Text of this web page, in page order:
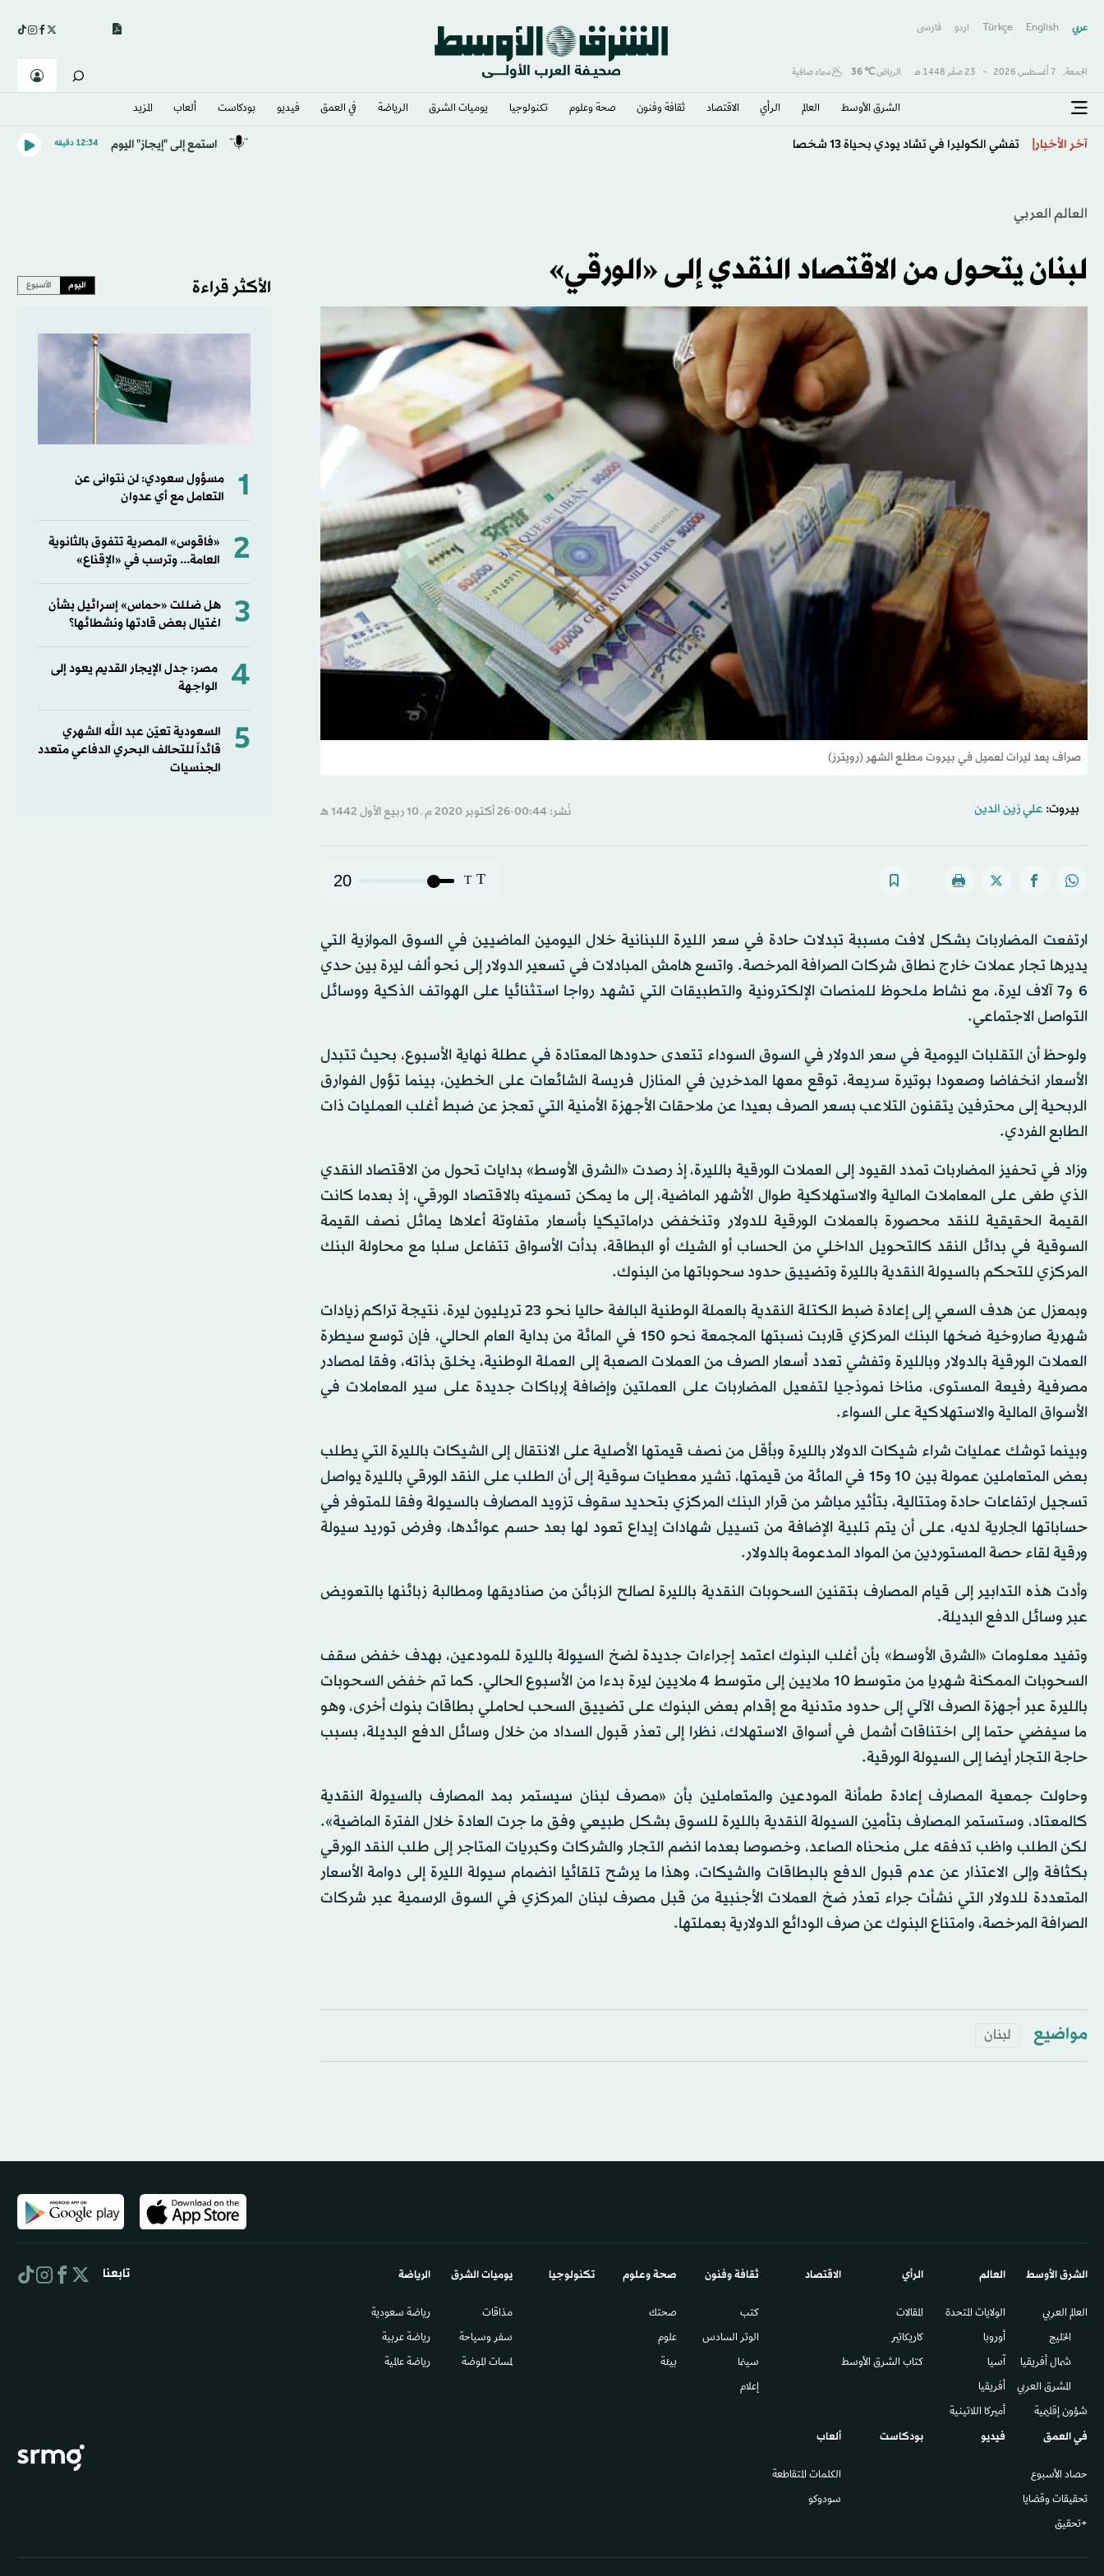
عربي English
Türkçe اردو فارسى
الجمعة, 7 أغسطس 2026 - 23 صفَر 1448 هـ الرياض℃
36 سماء صافية
الشرق الأوسط​ العالم الرأي الاقتصاد ثقافة وفنون صحة وعلوم تكنولوجيا يوميات الشرق​ الرياضة في العمق فيديو بودكاست ألعاب المزيد
آخر الأخبار إنفانتينو يرفض الاستقالة… من يملك القدرة على إسقاطه؟ استمع إلى "إيجاز" اليوم 12:34 دقيقه
العالم العربي
لبنان يتحول من الاقتصاد النقدي إلى «الورقي»
صراف يعد ليرات لعميل في بيروت مطلع الشهر (رويترز)
بيروت: علي زين الدين نُشر: 00:44-26 أكتوبر 2020 م ـ 10 ربيع الأول 1442 هـ
T
T
20
ارتفعت المضاربات بشكل لافت مسببة تبدلات حادة في سعر الليرة اللبنانية خلال اليومين الماضيين في السوق الموازية التي
يديرها تجار عملات خارج نطاق شركات الصرافة المرخصة. واتسع هامش المبادلات في تسعير الدولار إلى نحو ألف ليرة بين حدي
6 و7 آلاف ليرة، مع نشاط ملحوظ للمنصات الإلكترونية والتطبيقات التي تشهد رواجا استثنائيا على الهواتف الذكية ووسائل
التواصل الاجتماعي.
ولوحظ أن التقلبات اليومية في سعر الدولار في السوق السوداء تتعدى حدودها المعتادة في عطلة نهاية الأسبوع، بحيث تتبدل
الأسعار انخفاضا وصعودا بوتيرة سريعة، توقع معها المدخرين في المنازل فريسة الشائعات على الخطين، بينما تؤول الفوارق
الربحية إلى محترفين يتقنون التلاعب بسعر الصرف بعيدا عن ملاحقات الأجهزة الأمنية التي تعجز عن ضبط أغلب العمليات ذات
الطابع الفردي.
وزاد في تحفيز المضاربات تمدد القيود إلى العملات الورقية بالليرة، إذ رصدت «الشرق الأوسط» بدايات تحول من الاقتصاد النقدي
الذي طغى على المعاملات المالية والاستهلاكية طوال الأشهر الماضية، إلى ما يمكن تسميته بالاقتصاد الورقي، إذ بعدما كانت
القيمة الحقيقية للنقد محصورة بالعملات الورقية للدولار وتنخفض دراماتيكيا بأسعار متفاوتة أعلاها يماثل نصف القيمة
السوقية في بدائل النقد كالتحويل الداخلي من الحساب أو الشيك أو البطاقة، بدأت الأسواق تتفاعل سلبا مع محاولة البنك
المركزي للتحكم بالسيولة النقدية بالليرة وتضييق حدود سحوباتها من البنوك.
وبمعزل عن هدف السعي إلى إعادة ضبط الكتلة النقدية بالعملة الوطنية البالغة حاليا نحو 23 تريليون ليرة، نتيجة تراكم زيادات
شهرية صاروخية ضخها البنك المركزي قاربت نسبتها المجمعة نحو 150 في المائة من بداية العام الحالي، فإن توسع سيطرة
العملات الورقية بالدولار وبالليرة وتفشي تعدد أسعار الصرف من العملات الصعبة إلى العملة الوطنية، يخلق بذاته، وفقا لمصادر
مصرفية رفيعة المستوى، مناخا نموذجيا لتفعيل المضاربات على العملتين وإضافة إرباكات جديدة على سير المعاملات في
الأسواق المالية والاستهلاكية على السواء.
وبينما توشك عمليات شراء شيكات الدولار بالليرة وبأقل من نصف قيمتها الأصلية على الانتقال إلى الشيكات بالليرة التي يطلب
بعض المتعاملين عمولة بين 10 و15 في المائة من قيمتها، تشير معطيات سوقية إلى أن الطلب على النقد الورقي بالليرة يواصل
تسجيل ارتفاعات حادة ومتتالية، بتأثير مباشر من قرار البنك المركزي بتحديد سقوف تزويد المصارف بالسيولة وفقا للمتوفر في
حساباتها الجارية لديه، على أن يتم تلبية الإضافة من تسييل شهادات إيداع تعود لها بعد حسم عوائدها، وفرض توريد سيولة
ورقية لقاء حصة المستوردين من المواد المدعومة بالدولار.
وأدت هذه التدابير إلى قيام المصارف بتقنين السحوبات النقدية بالليرة لصالح الزبائن من صناديقها ومطالبة زبائنها بالتعويض
عبر وسائل الدفع البديلة.
وتفيد معلومات «الشرق الأوسط» بأن أغلب البنوك اعتمد إجراءات جديدة لضخ السيولة بالليرة للمودعين، بهدف خفض سقف
السحوبات الممكنة شهريا من متوسط 10 ملايين إلى متوسط 4 ملايين ليرة بدءا من الأسبوع الحالي. كما تم خفض السحوبات
بالليرة عبر أجهزة الصرف الآلي إلى حدود متدنية مع إقدام بعض البنوك على تضييق السحب لحاملي بطاقات بنوك أخرى، وهو
ما سيفضي حتما إلى اختناقات أشمل في أسواق الاستهلاك، نظرا إلى تعذر قبول السداد من خلال وسائل الدفع البديلة، بسبب
حاجة التجار أيضا إلى السيولة الورقية.
وحاولت جمعية المصارف إعادة طمأنة المودعين والمتعاملين بأن «مصرف لبنان سيستمر بمد المصارف بالسيولة النقدية
كالمعتاد، وستستمر المصارف بتأمين السيولة النقدية بالليرة للسوق بشكل طبيعي وفق ما جرت العادة خلال الفترة الماضية».
لكن الطلب واظب تدفقه على منحناه الصاعد، وخصوصا بعدما انضم التجار والشركات وكبريات المتاجر إلى طلب النقد الورقي
بكثافة وإلى الاعتذار عن عدم قبول الدفع بالبطاقات والشيكات، وهذا ما يرشح تلقائيا انضمام سيولة الليرة إلى دوامة الأسعار
المتعددة للدولار التي نشأت جراء تعذر ضخ العملات الأجنبية من قبل مصرف لبنان المركزي في السوق الرسمية عبر شركات
الصرافة المرخصة، وامتناع البنوك عن صرف الودائع الدولارية بعملتها.
مواضيع لبنان
الأكثر قراءة اليوم الأسبوع
1
مسؤول سعودي: لن نتوانى عن
التعامل مع أي عدوان
2
«فاقوس» المصرية تتفوق بالثانوية
العامة... وترسب في «الإقناع»
3
هل ضللت «حماس» إسرائيل بشأن
اغتيال بعض قادتها ونشطائها؟
4
مصر: جدل الإيجار القديم يعود إلى
الواجهة
5
السعودية تعيّن عبد الله الشهري
قائداً للتحالف البحري الدفاعي متعدد
الجنسيات
الشرق الأوسط​
العالم العربي
الخليج
شمال أفريقيا
المشرق العربي
شؤون إقليمية
العالم
الولايات المتحدة
أوروبا
آسيا
أفريقيا
أميركا اللاتينية
الرأي
المقالات
كاريكاتير
كتاب الشرق الأوسط
الاقتصاد ثقافة وفنون
كتب
الوتر السادس​
سينما
إعلام
صحة وعلوم
صحتك
علوم
بيئة
تكنولوجيا يوميات الشرق​
مذاقات
سفر وسياحة
لمسات الموضة
الرياضة
رياضة سعودية
رياضة عربية
رياضة عالمية
في العمق
حصاد الأسبوع
تحقيقات وقضايا
+تحقيق
فيديو بودكاست ألعاب
الكلمات المتقاطعة
سودوكو
تابعنا